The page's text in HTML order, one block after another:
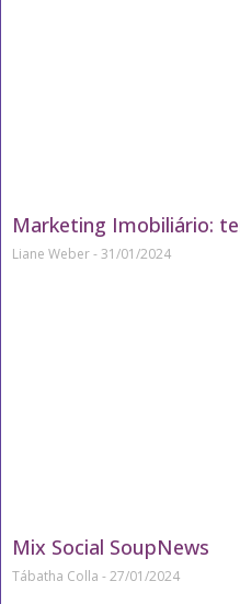
Marketing Imobiliário:
Liane Weber 31/01/2024
Mix Social SoupNews
Tábatha Colla 27/01/2024